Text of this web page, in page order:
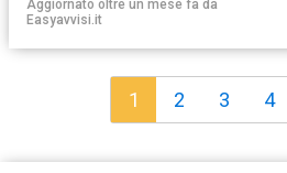
Aggiornato oltre un mese fa da
Easyavvisi.it
1 2 3 4